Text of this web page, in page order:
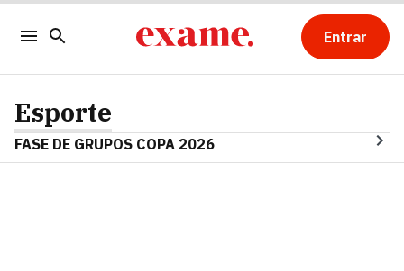
Entrar
Esporte
FASE DE GRUPOS COPA 2026